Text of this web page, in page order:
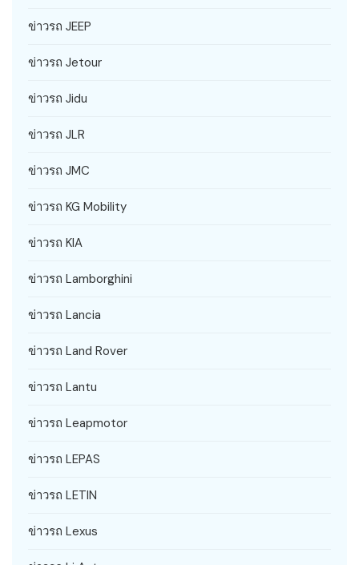
ข่าวรถ JEEP
ข่าวรถ Jetour
ข่าวรถ Jidu
ข่าวรถ JLR
ข่าวรถ JMC
ข่าวรถ KG Mobility
ข่าวรถ KIA
ข่าวรถ Lamborghini
ข่าวรถ Lancia
ข่าวรถ Land Rover
ข่าวรถ Lantu
ข่าวรถ Leapmotor
ข่าวรถ LEPAS
ข่าวรถ LETIN
ข่าวรถ Lexus